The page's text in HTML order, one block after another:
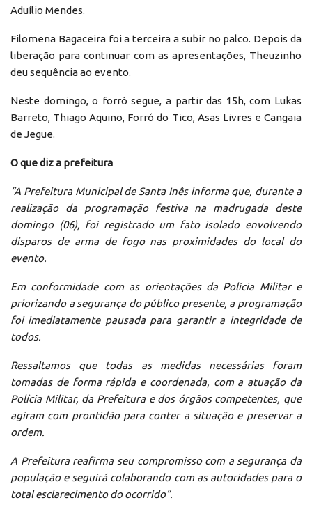
Aduílio Mendes.
Filomena Bagaceira foi a terceira a subir no palco. Depois da
liberação para continuar com as apresentações, Theuzinho
deu sequência ao evento.
Neste domingo, o forró segue, a partir das 15h, com Lukas
Barreto, Thiago Aquino, Forró do Tico, Asas Livres e Cangaia
de Jegue.
O que diz a prefeitura
“A Prefeitura Municipal de Santa Inês informa que, durante a
realização da programação festiva na madrugada deste
domingo (06), foi registrado um fato isolado envolvendo
disparos de arma de fogo nas proximidades do local do
evento.
Em conformidade com as orientações da Polícia Militar e
priorizando a segurança do público presente, a programação
foi imediatamente pausada para garantir a integridade de
todos.
Ressaltamos que todas as medidas necessárias foram
tomadas de forma rápida e coordenada, com a atuação da
Polícia Militar, da Prefeitura e dos órgãos competentes, que
agiram com prontidão para conter a situação e preservar a
ordem.
A Prefeitura reafirma seu compromisso com a segurança da
população e seguirá colaborando com as autoridades para o
total esclarecimento do ocorrido”.